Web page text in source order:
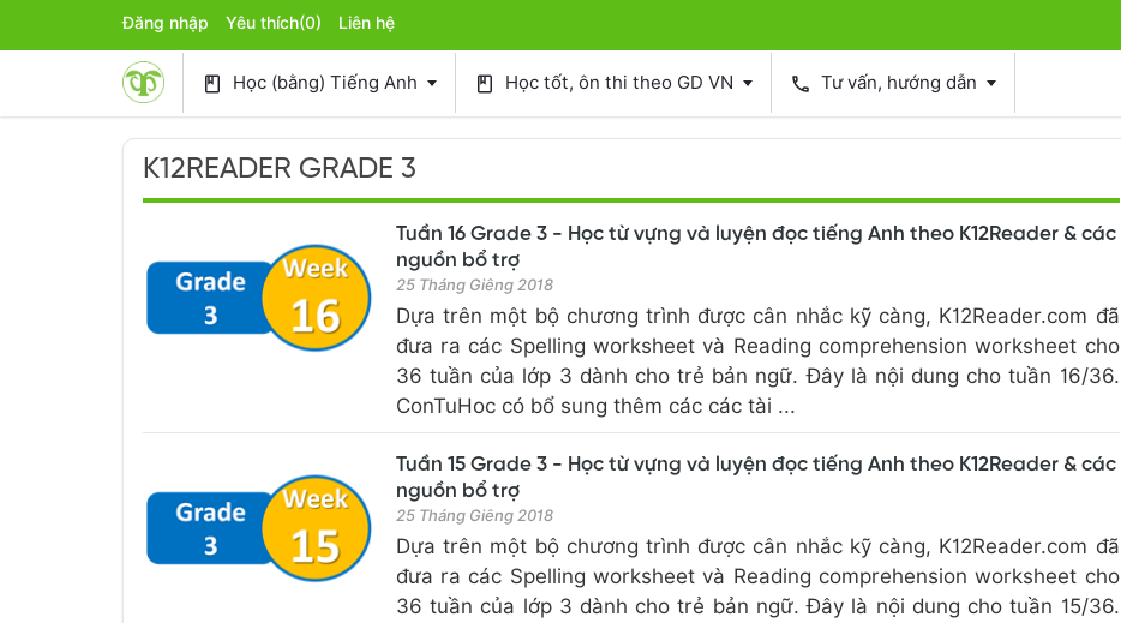
Đăng nhập Yêu thích(0) Liên hệ
book Học (bằng) Tiếng Anh book Học tốt, ôn thi theo GD VN phone Tư vấn, hướng dẫn
K12READER GRADE 3
Tuần 16 Grade 3 - Học từ vựng và luyện đọc tiếng Anh theo K12Reader & các
nguồn bổ trợ
25 Tháng Giêng 2018
Dựa trên một bộ chương trình được cân nhắc kỹ càng, K12Reader.com đã
đưa ra các Spelling worksheet và Reading comprehension worksheet cho
36 tuần của lớp 3 dành cho trẻ bản ngữ. Đây là nội dung cho tuần 16/36.
ConTuHoc có bổ sung thêm các các tài ...
Tuần 15 Grade 3 - Học từ vựng và luyện đọc tiếng Anh theo K12Reader & các
nguồn bổ trợ
25 Tháng Giêng 2018
Dựa trên một bộ chương trình được cân nhắc kỹ càng, K12Reader.com đã
đưa ra các Spelling worksheet và Reading comprehension worksheet cho
36 tuần của lớp 3 dành cho trẻ bản ngữ. Đây là nội dung cho tuần 15/36.